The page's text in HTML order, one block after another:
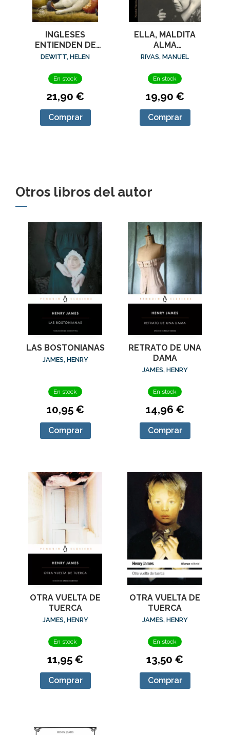
INGLESES
ENTIENDEN DE
LANA (Y OTROS
DEWITT, HELEN
En stock
21,90 €
Comprar
ELLA, MALDITA
ALMA
(ED.AMPLIADA)
RIVAS, MANUEL
En stock
19,90 €
Comprar
Otros libros del autor
LAS BOSTONIANAS
JAMES, HENRY
En stock
10,95 €
Comprar
RETRATO DE UNA
DAMA
JAMES, HENRY
En stock
14,96 €
Comprar
OTRA VUELTA DE
TUERCA
JAMES, HENRY
En stock
11,95 €
Comprar
OTRA VUELTA DE
TUERCA
JAMES, HENRY
En stock
13,50 €
Comprar